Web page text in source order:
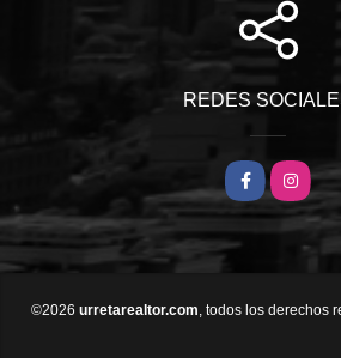
REDES
Facebook
©2026 urretarealtor.com, todos los derechos